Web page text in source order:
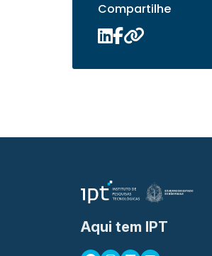
Compartilhe
Aqui tem IPT